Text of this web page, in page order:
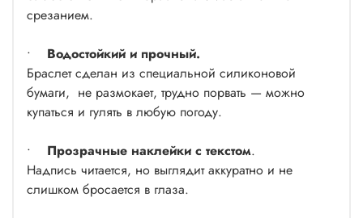
срезанием.
• Водостойкий и прочный.
Браслет сделан из специальной силиконовой
бумаги, не размокает, трудно порвать — можно
купаться и гулять в любую погоду.
• Прозрачные наклейки с текстом.
Надпись читается, но выглядит аккуратно и не
слишком бросается в глаза.